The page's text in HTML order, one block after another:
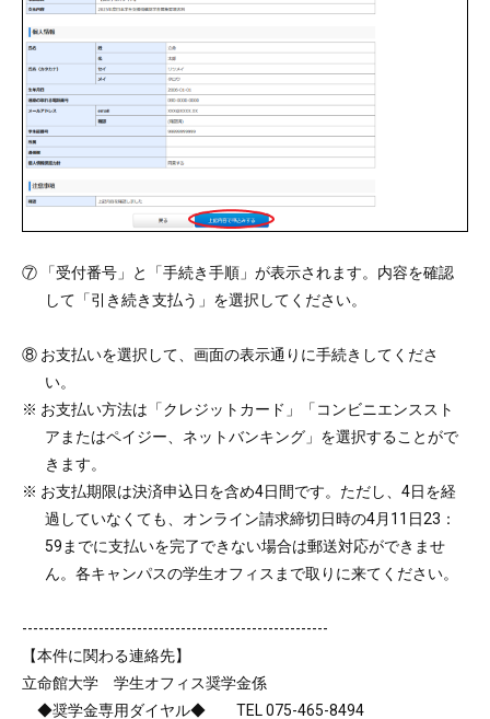
⑦ 「受付番号」と「手続き手順」が表示されます。内容を確認
して「引き続き支払う」を選択してください。
⑧ お支払いを選択して、画面の表示通りに手続きしてくださ
い。
※ お支払い方法は「クレジットカード」「コンビニエンススト
アまたはペイジー、ネットバンキング」を選択することがで
きます。
※ お支払期限は決済申込日を含め4日間です。ただし、4日を経
過していなくても、オンライン請求締切日時の4月11日23：
59までに支払いを完了できない場合は郵送対応ができませ
ん。各キャンパスの学生オフィスまで取りに来てください。
--------------------------------------------------------
【本件に関わる連絡先】
立命館大学 学生オフィス奨学金係
◆奨学金専用ダイヤル◆ TEL 075-465-8494